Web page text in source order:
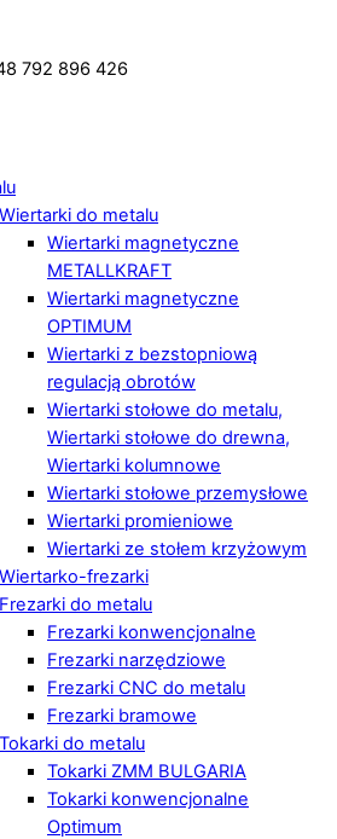
792 896 426
Wiertarki do metalu
Wiertarki magnetyczne
METALLKRAFT
Wiertarki magnetyczne
OPTIMUM
Wiertarki z bezstopniową
regulacją obrotów
Wiertarki stołowe do metalu,
Wiertarki stołowe do drewna,
Wiertarki kolumnowe
Wiertarki stołowe przemysłowe
Wiertarki promieniowe
Wiertarki ze stołem krzyżowym
Wiertarko-frezarki
Frezarki do metalu
Frezarki konwencjonalne
Frezarki narzędziowe
Frezarki CNC do metalu
Frezarki bramowe
Tokarki do metalu
Tokarki ZMM BULGARIA
Tokarki konwencjonalne
Optimum